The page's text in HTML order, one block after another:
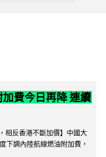
費今日再降 連續
相反香港不斷加價】中國大
下調內陸航線燃油附加費，